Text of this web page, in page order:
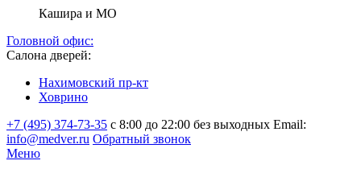
Кашира и МО
Головной офис:
Салона дверей:
Нахимовский пр-кт
Ховрино
+7 (495) 374-73-35 с 8:00 до 22:00 без выходных Email:
info@medver.ru Обратный звонок
Меню